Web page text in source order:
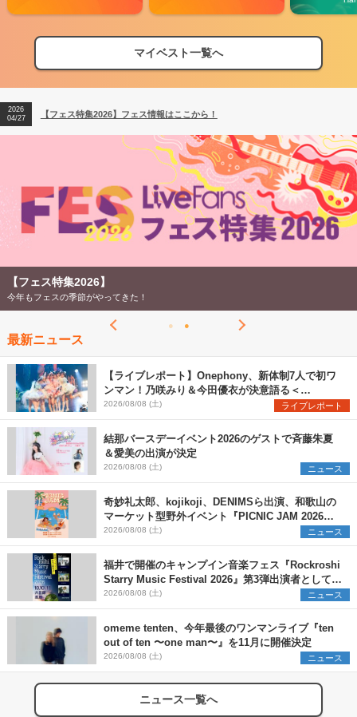
マイベスト一覧へ
【フェス特集2026】フェス情報はここから！
【ライブ動員ランキング】2026年上半期編発表！
2026
04/27
【フェス特集2026】フェス情報はここから！
2026
【ライブ動員ランキング】2026年上半期編発表！
【フェス特集2026】
今年もフェスの季節がやってきた！
最新ニュース
【ライブレポート】Onephony、新体制7人で初ワ
ンマン！乃咲みり＆今田優衣が決意語る＜
Onephony新体制1st Oneman Live はじまりの夏
＞
2026/08/08 (土) ライブレポート
結那バースデーイベント2026のゲストで斉藤朱夏
＆愛美の出演が決定
2026/08/08 (土) ニュース
奇妙礼太郎、kojikoji、DENIMSら出演、和歌山の
マーケット型野外イベント『PICNIC JAM 2026』
早割チケット発売開始
2026/08/08 (土) ニュース
福井で開催のキャンプイン音楽フェス『Rockroshi
Starry Music Festival 2026』第3弾出演者として
SCOOBIE DO、かりゆし58、Reiを発表
2026/08/08 (土) ニュース
omeme tenten、今年最後のワンマンライブ『ten
out of ten 〜one man〜』を11月に開催決定
2026/08/08 (土) ニュース
ニュース一覧へ